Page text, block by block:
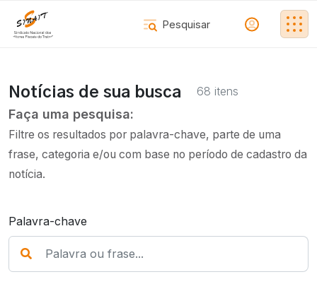
Notícias de sua busca 68 itens
Faça uma pesquisa:
Filtre os resultados por palavra-chave, parte de uma
frase, categoria e/ou com base no período de cadastro da
notícia.
Palavra-chave